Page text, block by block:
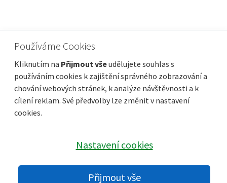
Používáme Cookies
Kliknutím na Přijmout všeudělujete souhlas s
používáním cookies k zajištění správného zobrazování a
chování webových stránek, k analýze návštěvnosti a k
cílení reklam. Své předvolby lze změnit v nastavení
cookies.
Nastavení cookies
Přijmout vše